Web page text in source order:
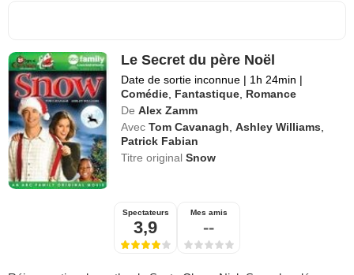
Le Secret du père Noël
Date de sortie inconnue | 1h 24min |
Comédie Fantastique Romance
De Alex Zamm
Avec Tom Cavanagh ,Ashley Williams
Patrick Fabian
Titre originalSnow
Spectateurs
3,9
Mes amis
--